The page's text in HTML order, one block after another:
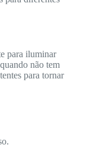
para iluminar
não tem
para tornar